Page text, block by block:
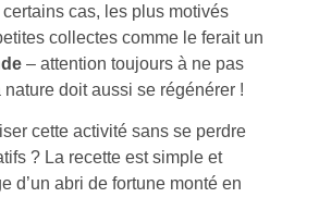
certains cas, les plus motivés
collectes comme le ferait un
– attention toujours à ne pas
nature doit aussi se régénérer !
cette activité sans se perdre
? La recette est simple et
d’un abri de fortune monté en